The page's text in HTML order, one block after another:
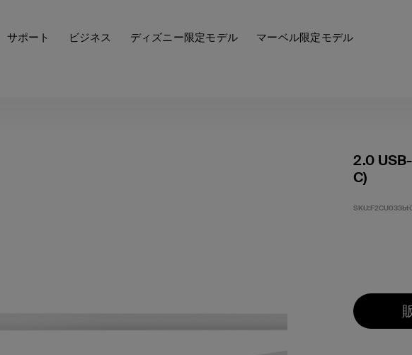
サポート ビジネス ディズニー限定モデル マーベル限定モデル
2.0
C)
SKU: